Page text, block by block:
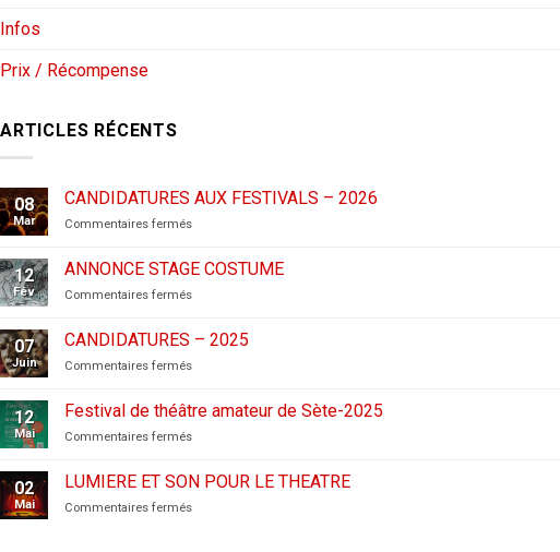
Infos
Prix / Récompense
ARTICLES RÉCENTS
08
Mar
CANDIDATURES AUX FESTIVALS – 2026
Commentaires ferméssur
AUX
FESTIVALS
–
12
Fév
ANNONCE STAGE COSTUME
Commentaires ferméssur
STAGE
COSTUME
07
Juin
CANDIDATURES – 2025
Commentaires ferméssur
2025
12
Mai
Festival de théâtre amateur de Sète-2025
Commentaires ferméssur
de
théâtre
amateur
02
Mai
LUMIERE ET SON POUR LE THEATRE
Commentaires ferméssur